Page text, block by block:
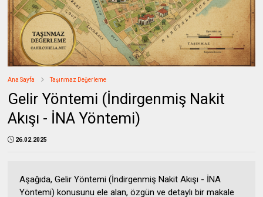
Ana Sayfa Taşınmaz Değerleme
Gelir Yöntemi (İndirgenmiş Nakit
Akışı - İNA Yöntemi)
26.02.2025
Aşağıda, Gelir Yöntemi (İndirgenmiş Nakit Akışı - İNA
Yöntemi) konusunu ele alan, özgün ve detaylı bir makale